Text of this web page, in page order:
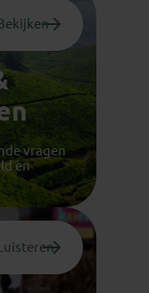
vragen
en